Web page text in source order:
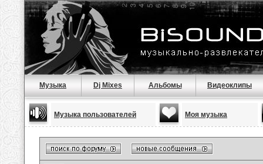
Музыка Dj Mixes Альбомы Видеоклипы
Музыка пользователей Моя музыка